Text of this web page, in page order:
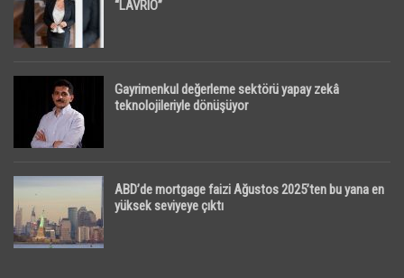
“LAVRIO”
Gayrimenkul değerleme sektörü yapay zekâ
teknolojileriyle dönüşüyor
ABD’de mortgage faizi Ağustos 2025’ten bu yana en
yüksek seviyeye çıktı